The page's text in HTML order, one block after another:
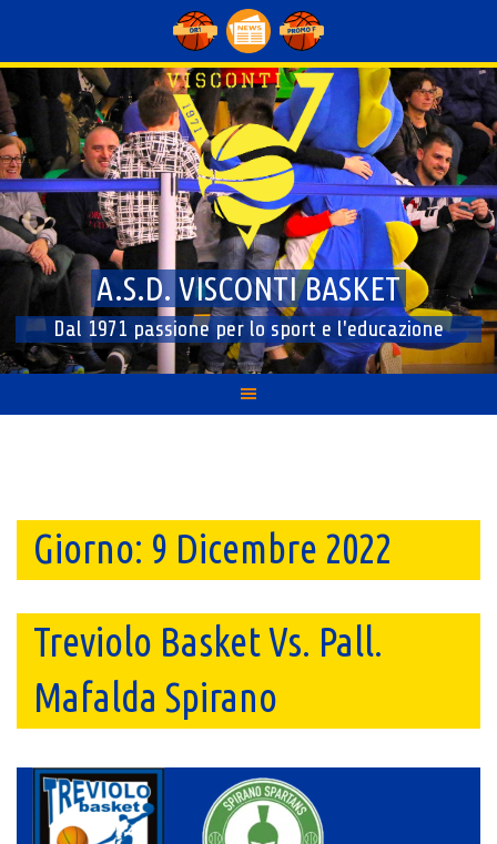
content
A.S.D. VISCONTI BASKET
Dal 1971 passione per lo sport e l'educazione
Giorno: 9 Dicembre 2022
Treviolo Basket Vs. Pall.
Mafalda Spirano